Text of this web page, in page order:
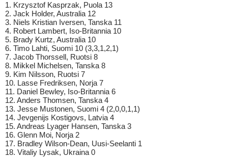
1. Krzysztof Kasprzak, Puola 13
2. Jack Holder, Australia 12
3. Niels Kristian Iversen, Tanska 11
4. Robert Lambert, Iso-Britannia 10
5. Brady Kurtz, Australia 10
6. Timo Lahti, Suomi 10 (3,3,1,2,1)
7. Jacob Thorssell, Ruotsi 8
8. Mikkel Michelsen, Tanska 8
9. Kim Nilsson, Ruotsi 7
10. Lasse Fredriksen, Norja 7
11. Daniel Bewley, Iso-Britannia 6
12. Anders Thomsen, Tanska 4
13. Jesse Mustonen, Suomi 4 (2,0,0,1,1)
14. Jevgenijs Kostigovs, Latvia 4
15. Andreas Lyager Hansen, Tanska 3
16. Glenn Moi, Norja 2
17. Bradley Wilson-Dean, Uusi-Seelanti 1
18. Vitaliy Lysak, Ukraina 0